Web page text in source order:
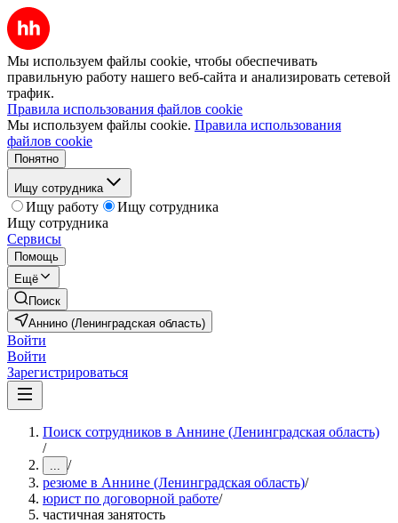
Мы используем файлы cookie, чтобы обеспечивать
правильную работу нашего веб-сайта и анализировать сетевой
трафик.
Правила использования файлов cookie
Мы используем файлы cookie. Правила использования
файлов cookie
Понятно
Ищу сотрудника
Ищу работу
Ищу сотрудника
Ищу сотрудника
Сервисы
Помощь
Ещё
Поиск
Аннино (Ленинградская область)
Войти
Войти
Зарегистрироваться
Поиск сотрудников в Аннине (Ленинградская область)
/
... /
резюме в Аннине (Ленинградская область)/
юрист по договорной работе/
частичная занятость